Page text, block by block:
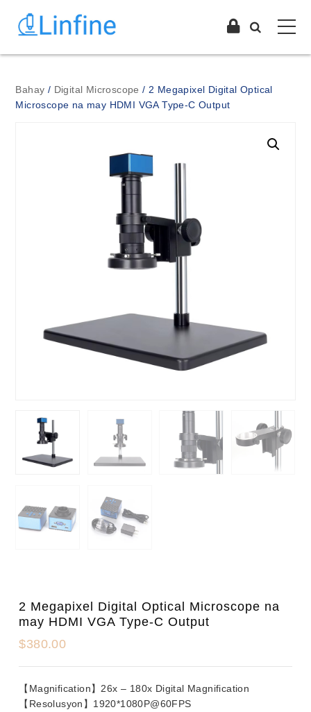
Bahay / Digital Microscope / 2 Megapixel Digital Optical
Microscope na may HDMI VGA Type-C Output
2 Megapixel Digital Optical Microscope na
may HDMI VGA Type-C Output
$380.00
【Magnification】26x – 180x Digital Magnification
【Resolusyon】1920*1080P@60FPS